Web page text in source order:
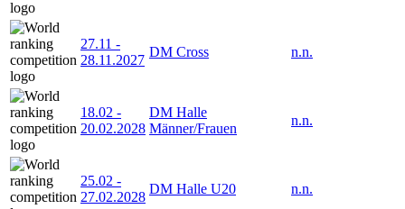
27.11 -
28.11.2027
DM Cross n.n.
18.02 -
20.02.2028
DM Halle
Männer/Frauen
n.n.
25.02 -
27.02.2028
DM Halle U20 n.n.